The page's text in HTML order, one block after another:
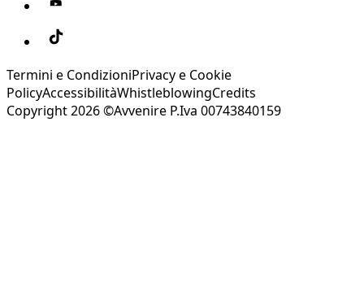
Termini e CondizioniPrivacy e Cookie
PolicyAccessibilitàWhistleblowingCredits
Copyright 2026 ©Avvenire P.Iva 00743840159